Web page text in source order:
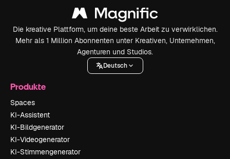
Die kreative Plattform, um deine beste Arbeit zu verwirklichen.
Mehr als 1 Million Abonnenten unter Kreativen, Unternehmen,
Agenturen und Studios.
Deutsch
Produkte
Spaces
KI-Assistent
KI-Bildgenerator
KI-Videogenerator
KI-Stimmengenerator